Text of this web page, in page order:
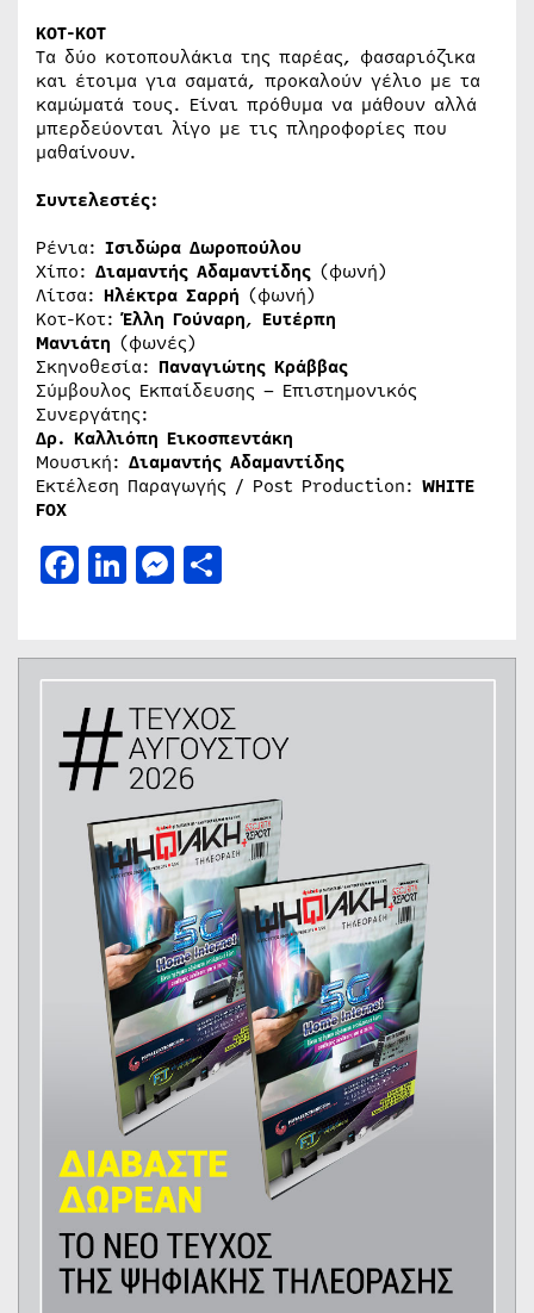
ΚΟΤ-ΚΟΤ
Τα δύο κοτοπουλάκια της παρέας, φασαριόζικα
και έτοιμα για σαματά, προκαλούν γέλιο με τα
καμώματά τους. Είναι πρόθυμα να μάθουν αλλά
μπερδεύονται λίγο με τις πληροφορίες που
μαθαίνουν.
Συντελεστές:
Ρένια: Ισιδώρα Δωροπούλου
Χίπο: Διαμαντής Αδαμαντίδης (φωνή)
Λίτσα: Ηλέκτρα Σαρρή (φωνή)
Κοτ-Κοτ:Έλλη Γούναρη, Ευτέρπη
Μανιάτη (φωνές)
Σκηνοθεσία: Παναγιώτης Κράββας
Σύμβουλος Εκπαίδευσης – Επιστημονικός
Συνεργάτης:
Δρ. Καλλιόπη Εικοσπεντάκη
Μουσική: Διαμαντής Αδαμαντίδης
Εκτέλεση Παραγωγής / Post Production: WHITE
FOX
Facebook
LinkedIn
Messenger